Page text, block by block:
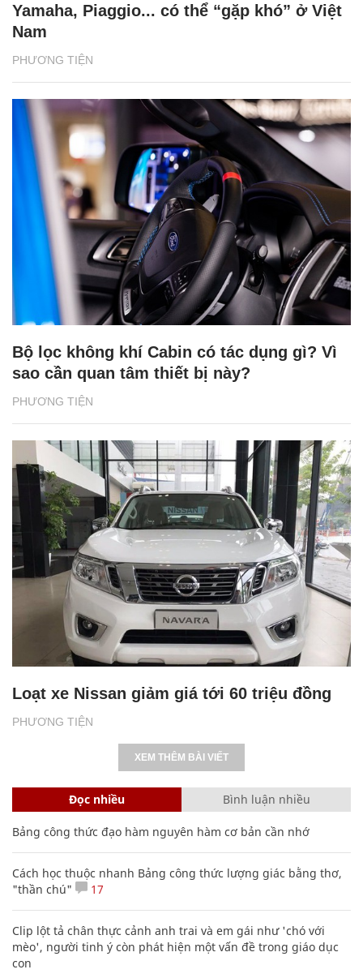
PHƯƠNG TIỆN
Yamaha, Piaggio... có thể “gặp khó” ở Việt
Nam
PHƯƠNG TIỆN
Bộ lọc không khí Cabin có tác dụng gì? Vì
sao cần quan tâm thiết bị này?
PHƯƠNG TIỆN
Loạt xe Nissan giảm giá tới 60 triệu đồng
XEM THÊM BÀI VIẾT
Đọc nhiều Bình luận nhiều
Bảng công thức đạo hàm nguyên hàm cơ bản cần nhớ
Cách học thuộc nhanh Bảng công thức lượng giác bằng thơ,
"thần chú"
17
Clip lột tả chân thực cảnh anh trai và em gái như 'chó với
mèo', người tinh ý còn phát hiện một vấn đề trong giáo dục
con